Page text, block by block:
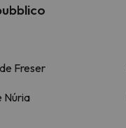
Freser
Núria